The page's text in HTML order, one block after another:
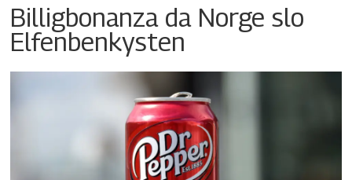
Billigbonanza da Norge slo
Elfenbenkysten